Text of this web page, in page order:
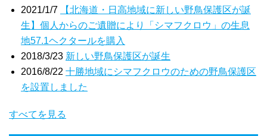
2021/1/7
【北海道・日高地域に新しい野鳥保護区が誕
生】個人からのご遺贈により「シマフクロウ」の生息
地57.1ヘクタールを購入
2018/3/23 新しい野鳥保護区が誕生
2016/8/22 十勝地域にシマフクロウのための野鳥保護区
を設置しました
すべてを見る